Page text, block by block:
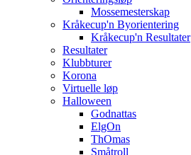
Mossemesterskap
Kråkecup'n Byorientering
Kråkecup'n Resultater
Resultater
Klubbturer
Korona
Virtuelle løp
Halloween
Godnattas
ElgOn
ThOmas
Småtroll